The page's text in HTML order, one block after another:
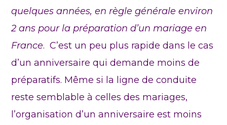
quelques années, en règle générale environ
2 ans pour la préparation d’un mariage en
France. C’est un peu plus rapide dans le cas
d’un anniversaire qui demande moins de
préparatifs. Même si la ligne de conduite
reste semblable à celles des mariages,
l’organisation d’un anniversaire est moins